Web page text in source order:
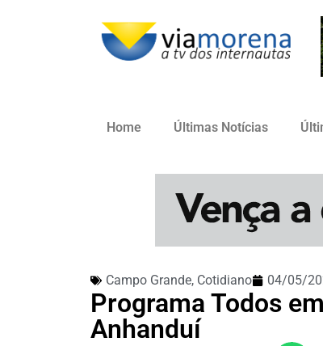
Home Últimas Notícias
Campo Grande, Cotidiano 04/05/
Programa Todos
Anhanduí